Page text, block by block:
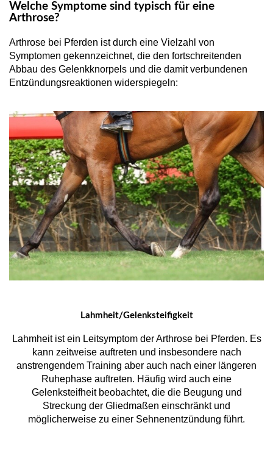
Welche Symptome sind typisch für eine
Arthrose?
Arthrose bei Pferden ist durch eine Vielzahl von
Symptomen gekennzeichnet, die den fortschreitenden
Abbau des Gelenkknorpels und die damit verbundenen
Entzündungsreaktionen widerspiegeln:
Lahmheit/Gelenksteifigkeit
Lahmheit ist ein Leitsymptom der Arthrose bei Pferden. Es
kann zeitweise auftreten und insbesondere nach
anstrengendem Training aber auch nach einer längeren
Ruhephase auftreten. Häufig wird auch eine
Gelenksteifheit beobachtet, die die Beugung und
Streckung der Gliedmaßen einschränkt und
möglicherweise zu einer Sehnenentzündung führt.